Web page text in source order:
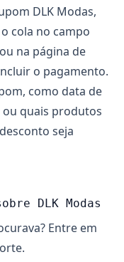
DLK Modas,
cola no campo
na página de
o pagamento.
como data de
quais produtos
seja
DLK Modas
Entre em